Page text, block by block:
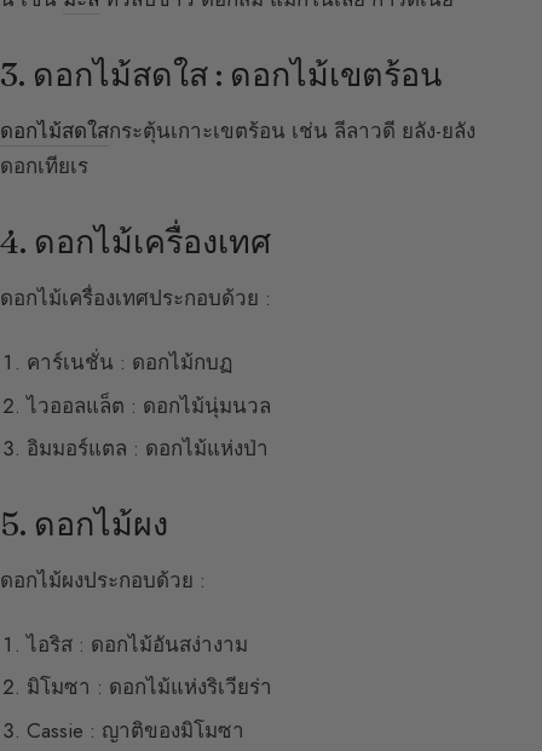
3. ดอกไม้สดใส : ดอกไม้เขตร้อน
ดอกไม้สดใสกระตุ้นเกาะเขตร้อน เช่น ลีลาวดี ยลัง-ยลัง
ดอกเทียเร
4. ดอกไม้เครื่องเทศ
ดอกไม้เครื่องเทศประกอบด้วย :
คาร์เนชั่น : ดอกไม้กบฏ
ไวออลแล็ต : ดอกไม้นุ่มนวล
อิมมอร์แตล : ดอกไม้แห่งป่า
5. ดอกไม้ผง
ดอกไม้ผงประกอบด้วย :
ไอริส : ดอกไม้อันสง่างาม
มิโมซา : ดอกไม้แห่งริเวียร่า
Cassie : ญาติของมิโมซา